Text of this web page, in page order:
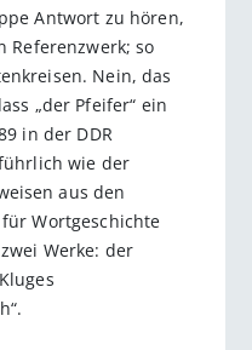
Antwort zu hören,
Referenzwerk; so
Nein, das
„der Pfeifer“ ein
in der DDR
wie der
aus den
Wortgeschichte
Werke: der